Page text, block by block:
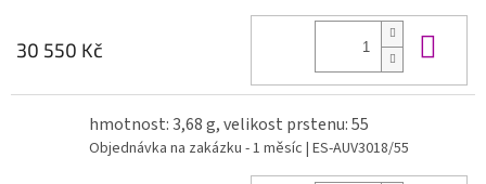
30 550 Kč
hmotnost: 3,68 g, velikost prstenu: 55
Objednávka na zakázku - 1 měsíc | ES-AUV3018/55